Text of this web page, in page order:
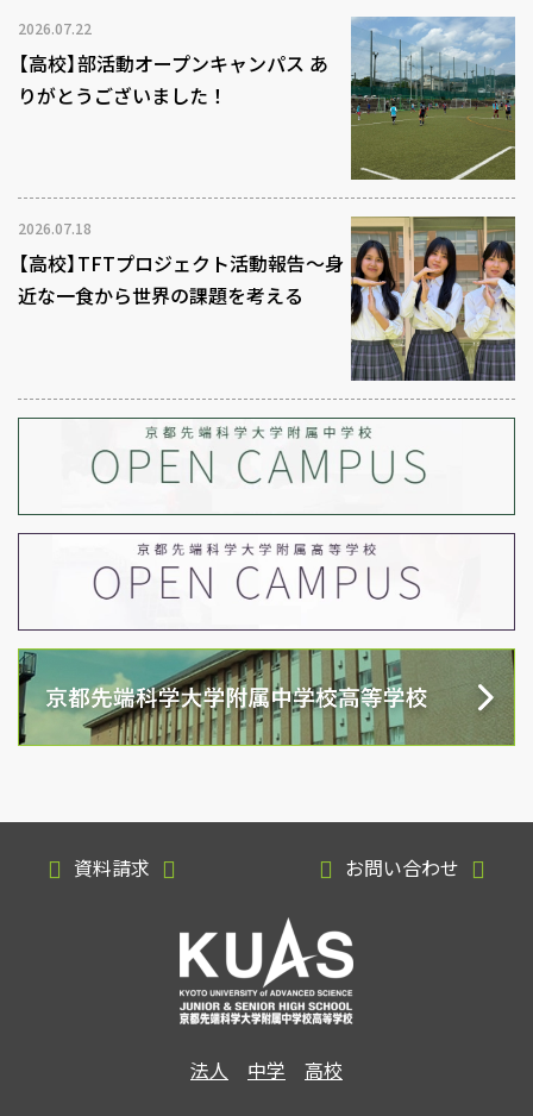
2026.07.22
【高校】部活動オープンキャンパス あ
りがとうございました！
2026.07.18
【高校】TFTプロジェクト活動報告～身
近な一食から世界の課題を考える
資料請求 お問い合わせ
法人 中学 高校